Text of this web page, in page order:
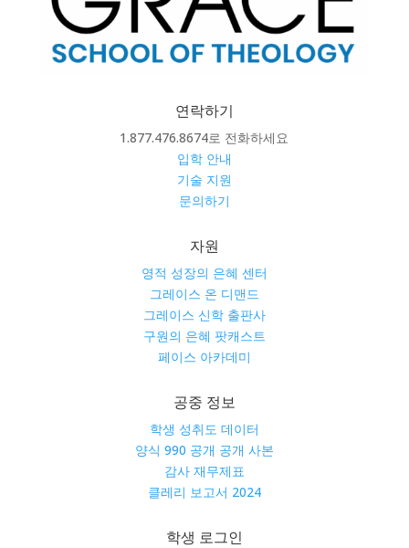
연락하기
1.877.476.8674로 전화하세요
입학 안내
기술 지원
문의하기
자원
영적 성장의 은혜 센터
그레이스 온 디맨드
그레이스 신학 출판사
구원의 은혜 팟캐스트
페이스 아카데미
공중 정보
학생 성취도 데이터
양식 990 공개 공개 사본
감사 재무제표
클레리 보고서 2024
학생 로그인